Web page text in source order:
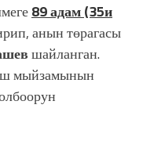
89 адам (35и
анын төрагасы
шайланган.
мыйзамынын